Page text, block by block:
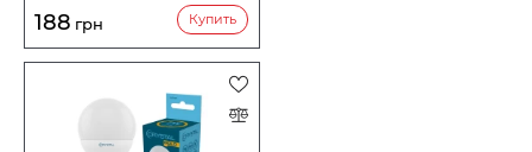
188 грн Купить